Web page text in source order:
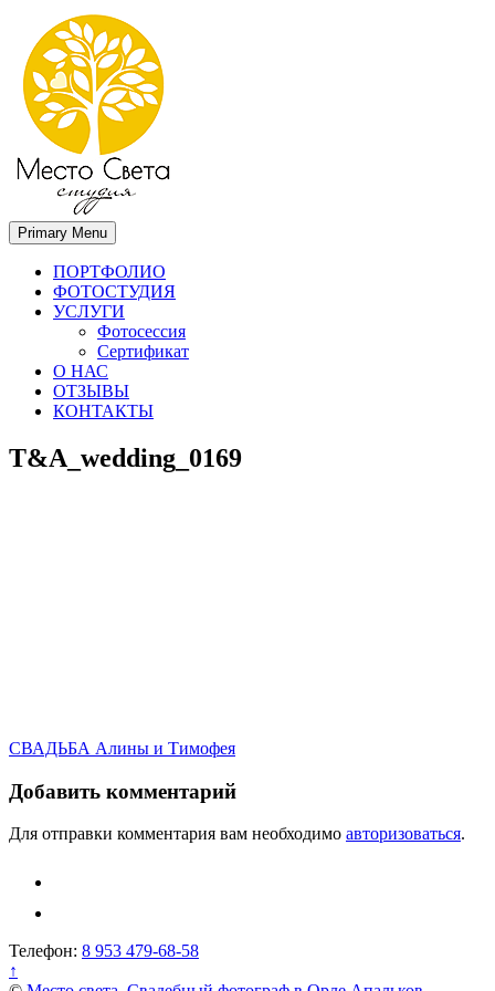
Место света. Свадебный фотограф в Орле Апальков Вячеслав
Свадебный фотограф в Орле
Primary Menu
ПОРТФОЛИО
ФОТОСТУДИЯ
УСЛУГИ
Фотосессия
Сертификат
О НАС
ОТЗЫВЫ
КОНТАКТЫ
T&A_wedding_0169
Навигация
по
записям
СВАДЬБА Алины и Тимофея
Добавить комментарий
Для отправки комментария вам необходимо авторизоваться.
Телефон: 8 953 479-68-58
↑